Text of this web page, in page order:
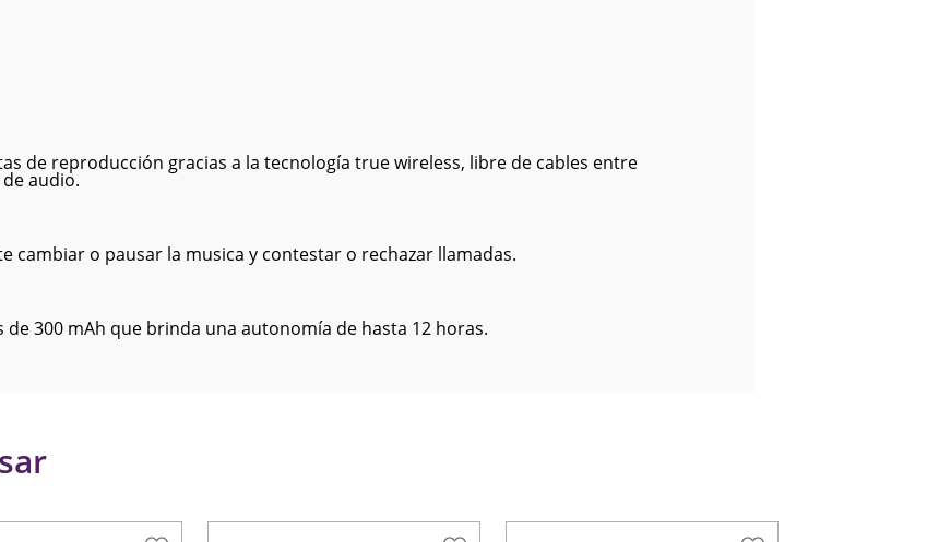
de reproducción gracias a la tecnología true wireless, libre de cables entre
audio.
cambiar o pausar la musica y contestar o rechazar llamadas.
de 300 mAh que brinda una autonomía de hasta 12 horas.